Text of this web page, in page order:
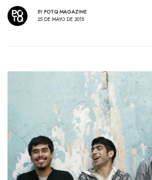
BY POTQ MAGAZINE
25 DE MAYO DE 2015